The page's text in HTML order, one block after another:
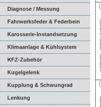
Montagewerkzeuge
Diagnose / Messung
Fahrwerksfeder & Federbein
Karosserie-Instandsetzung
Klimaanlage & Kühlsystem
KFZ-Zubehör
Kugelgelenk
Kupplung & Schwungrad
Lenkung